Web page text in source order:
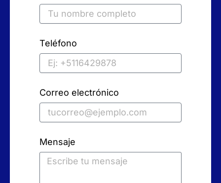
Teléfono
Correo electrónico
Mensaje